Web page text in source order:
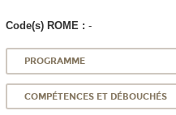
Code(s) ROME : -
PROGRAMME
COMPÉTENCES ET DÉBOUCHÉS